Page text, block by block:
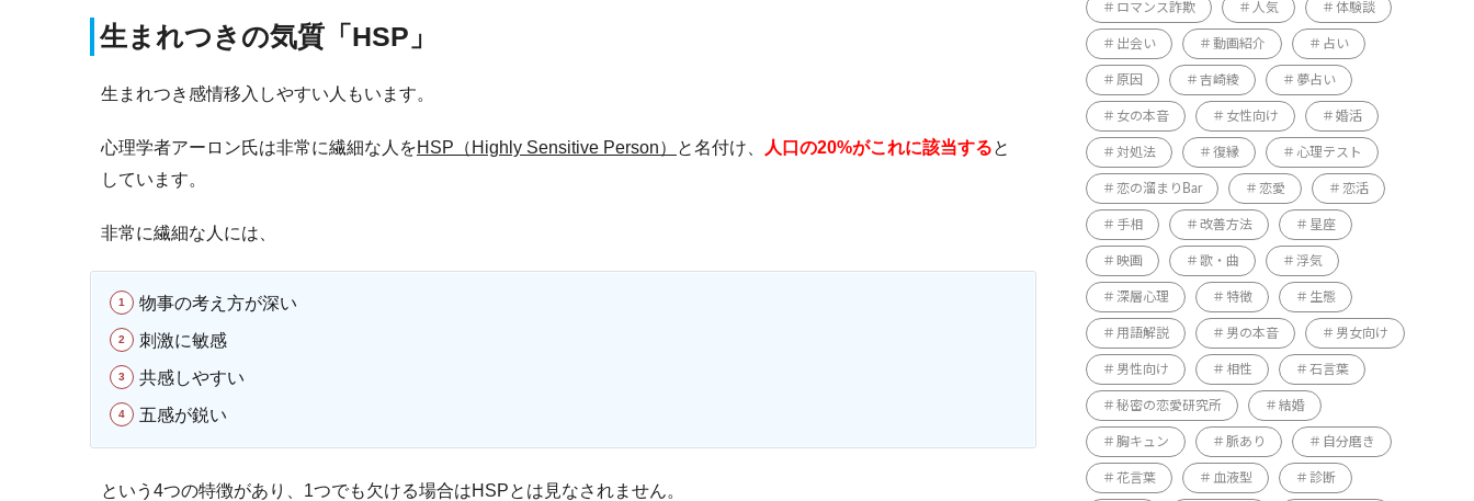
生まれつきの気質「HSP」
生まれつき感情移入しやすい人もいます。
心理学者アーロン氏は非常に繊細な人をHSP（Highly Sensitive Person） と名付け、 人口の20%がこれに該当すると
しています。
非常に繊細な人には、
物事の考え方が深い
刺激に敏感
共感しやすい
五感が鋭い
という4つの特徴があり、1つでも欠ける場合はHSPとは見なされません。
ロマンス詐欺 人気 体験談
出会い 動画紹介 占い
原因 吉崎綾 夢占い
女の本音 女性向け 婚活
対処法 復縁 心理テスト
恋の溜まりBar 恋愛 恋活
手相 改善方法 星座
映画 歌・曲 浮気
深層心理 特徴 生態
用語解説 男の本音 男女向け
男性向け 相性 石言葉
秘密の恋愛研究所 結婚
胸キュン 脈あり 自分磨き
花言葉 血液型 診断